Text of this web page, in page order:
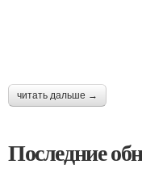
читать дальше →
Последние